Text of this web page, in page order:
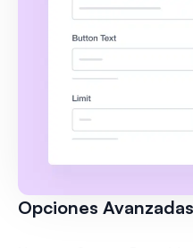
Opciones